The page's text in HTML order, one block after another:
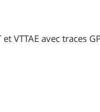
VTTAE avec traces